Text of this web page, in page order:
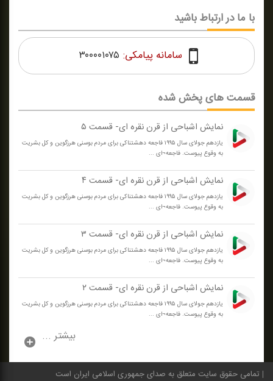
قسمت های پخش شده
نمایش اشباحی از قرن نقره ای- قسمت ۵
یازدهم جولای سال ۱۹۹۵ فاجعه دهشتناكی برای مردم بوسنی هرزگوین و كل بشریت
به وقوع پیوست. فاجعه¬ای ...
نمایش اشباحی از قرن نقره ای- قسمت ۴
یازدهم جولای سال ۱۹۹۵ فاجعه دهشتناكی برای مردم بوسنی هرزگوین و كل بشریت
به وقوع پیوست. فاجعه¬ای ...
نمایش اشباحی از قرن نقره ای- قسمت ۳
یازدهم جولای سال ۱۹۹۵ فاجعه دهشتناكی برای مردم بوسنی هرزگوین و كل بشریت
به وقوع پیوست. فاجعه¬ای ...
نمایش اشباحی از قرن نقره ای- قسمت ۲
یازدهم جولای سال ۱۹۹۵ فاجعه دهشتناكی برای مردم بوسنی هرزگوین و كل بشریت
به وقوع پیوست. فاجعه¬ای ...
بیشتر ...
با ما در ارتباط باشید
سامانه پیامکی: ۳۰۰۰۰۱۰۷۵
تمامی حقوق سایت متعلق به صدای جمهوری اسلامی ایران است